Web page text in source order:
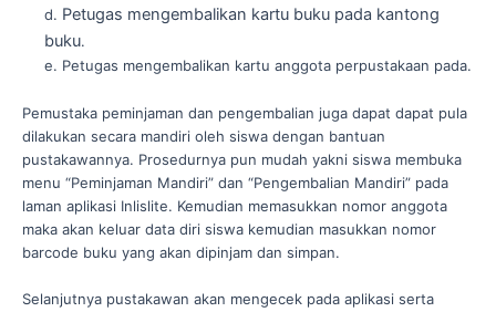
d. Petugas mengembalikan kartu buku pada kantong
buku.
e. Petugas mengembalikan kartu anggota perpustakaan pada.
Pemustaka peminjaman dan pengembalian juga dapat dapat pula
dilakukan secara mandiri oleh siswa dengan bantuan
pustakawannya. Prosedurnya pun mudah yakni siswa membuka
menu “Peminjaman Mandiri” dan “Pengembalian Mandiri” pada
laman aplikasi Inlislite. Kemudian memasukkan nomor anggota
maka akan keluar data diri siswa kemudian masukkan nomor
barcode buku yang akan dipinjam dan simpan.
Selanjutnya pustakawan akan mengecek pada aplikasi serta